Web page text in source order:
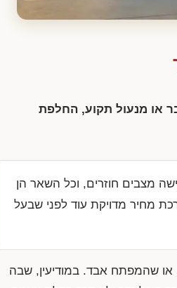
או מנעול תקוע, החלפת
מצבים חוזרים, וכל השאר הן
מחיר מדויקת עוד לפני שבעל
שהמפתח אבד. במודיעין, שבה